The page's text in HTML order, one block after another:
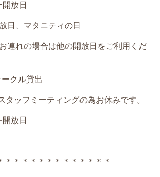
放日
日、マタニティの日
連れの場合は他の開放日をご利用くだ
クル貸出
タッフミーティングの為お休みです。
放日
＊＊＊＊＊＊＊＊＊＊＊＊＊